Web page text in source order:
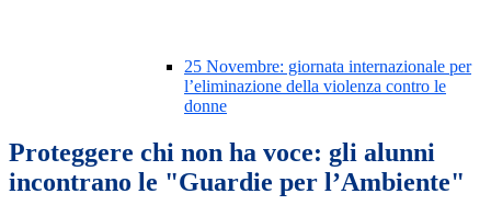
25 Novembre: giornata internazionale per
l’eliminazione della violenza contro le
donne
Proteggere chi non ha voce: gli alunni
incontrano le "Guardie per l’Ambiente"